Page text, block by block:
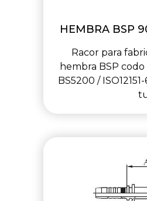
HEMBRA BSP
Racor para
hembra BSP codo
BS5200 /